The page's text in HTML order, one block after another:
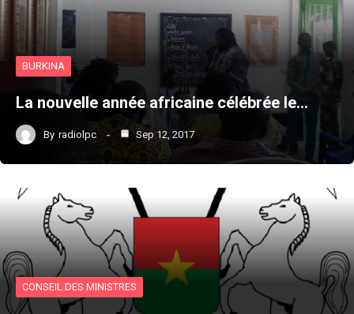
BURKINA
La nouvelle année africaine célébrée le…
By radiolpc Sep 12, 2017
CONSEIL DES MINISTRES